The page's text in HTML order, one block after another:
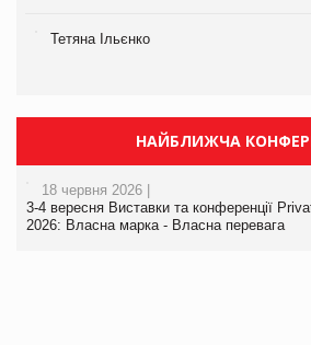
Тетяна Ільєнко
НАЙБЛИЖЧА
18 червня 2026 |
3-4 вересня Виставки та конференції
2026: Власна марка - Власна перевага